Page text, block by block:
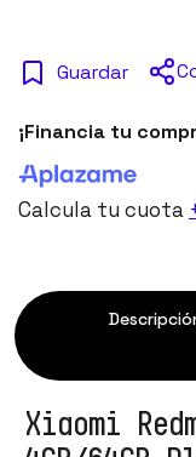
Guardar
¡Financia tu
Calcula tu cuota
Xiaomi